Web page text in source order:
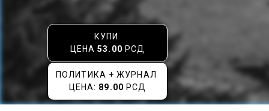
КУПИ
ЦЕНА53.00 РСД
ПОЛИТИКА + ЖУРНАЛ
ЦЕНА: 89.00 РСД